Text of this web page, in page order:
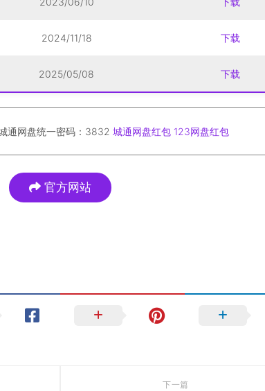
2024/11/18 下载
2025/05/08 下载
通网盘统一密码：3832 城通网盘红包 123网盘红包
官方网站
下一篇